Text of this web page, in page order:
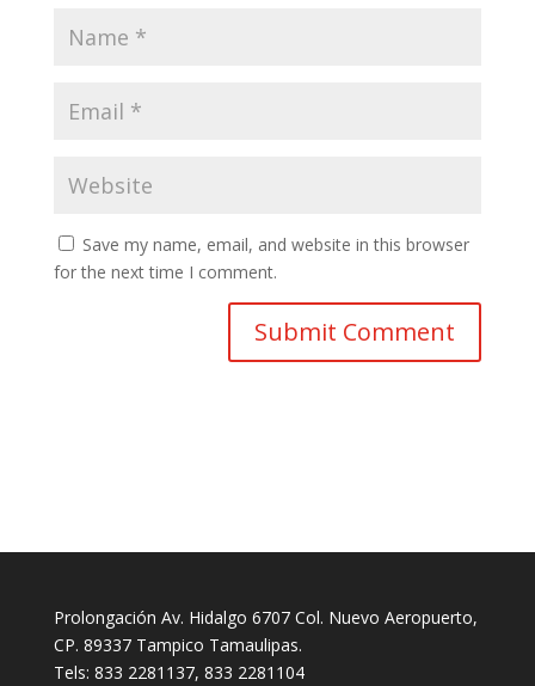
Save my name, email, and website in this browser
for the next time I comment.
Prolongación Av. Hidalgo 6707 Col. Nuevo Aeropuerto,
CP. 89337 Tampico Tamaulipas.
Tels: 833 2281137, 833 2281104